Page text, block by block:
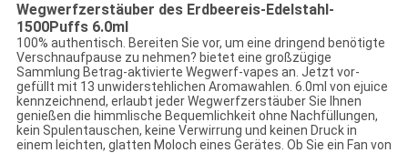
Wegwerfzerstäuber des Erdbeereis-Edelstahl-
1500Puffs 6.0ml
100% authentisch. Bereiten Sie vor, um eine dringend benötigte
Verschnaufpause zu nehmen? bietet eine großzügige
Sammlung Betrag-aktivierte Wegwerf-vapes an. Jetzt vor-
gefüllt mit 13 unwiderstehlichen Aromawahlen. 6.0ml von ejuice
kennzeichnend, erlaubt jeder Wegwerfzerstäuber Sie Ihnen
genießen die himmlische Bequemlichkeit ohne Nachfüllungen,
kein Spulentauschen, keine Verwirrung und keinen Druck in
einem leichten, glatten Moloch eines Gerätes. Ob Sie ein Fan von